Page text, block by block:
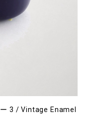
3 / Vintage Enamel